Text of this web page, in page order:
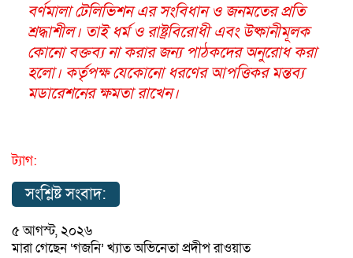
বর্ণমালা টেলিভিশন এর সংবিধান ও জনমতের প্রতি
শ্রদ্ধাশীল। তাই ধর্ম ও রাষ্ট্রবিরোধী এবং উষ্কানীমূলক
কোনো বক্তব্য না করার জন্য পাঠকদের অনুরোধ করা
হলো। কর্তৃপক্ষ যেকোনো ধরণের আপত্তিকর মন্তব্য
মডারেশনের ক্ষমতা রাখেন।
ট্যাগ:
সংশ্লিষ্ট সংবাদ:
৫ আগস্ট, ২০২৬
মারা গেছেন ‘গজনি’ খ্যাত অভিনেতা প্রদীপ রাওয়াত